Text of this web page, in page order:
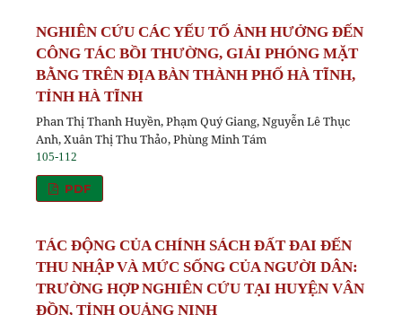
NGHIÊN CỨU CÁC YẾU TỐ ẢNH HƯỞNG ĐẾN
CÔNG TÁC BỒI THƯỜNG, GIẢI PHÓNG MẶT
BẰNG TRÊN ĐỊA BÀN THÀNH PHỐ HÀ TĨNH,
TỈNH HÀ TĨNH
Phan Thị Thanh Huyền, Phạm Quý Giang, Nguyễn Lê Thục
Anh, Xuân Thị Thu Thảo, Phùng Minh Tám
105-112
PDF
TÁC ĐỘNG CỦA CHÍNH SÁCH ĐẤT ĐAI ĐẾN
THU NHẬP VÀ MỨC SỐNG CỦA NGƯỜI DÂN:
TRƯỜNG HỢP NGHIÊN CỨU TẠI HUYỆN VÂN
ĐỒN, TỈNH QUẢNG NINH